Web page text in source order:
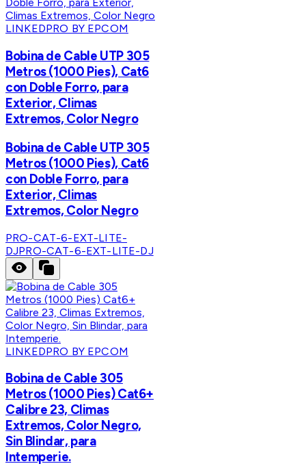
LINKEDPRO BY EPCOM
Bobina de Cable UTP 305
Metros (1000 Pies), Cat6
con Doble Forro, para
Exterior, Climas
Extremos, Color Negro
Bobina de Cable UTP 305
Metros (1000 Pies), Cat6
con Doble Forro, para
Exterior, Climas
Extremos, Color Negro
PRO-CAT-6-EXT-LITE-
DJPRO-CAT-6-EXT-LITE-DJ
LINKEDPRO BY EPCOM
Bobina de Cable 305
Metros (1000 Pies) Cat6+
Calibre 23, Climas
Extremos, Color Negro,
Sin Blindar, para
Intemperie.